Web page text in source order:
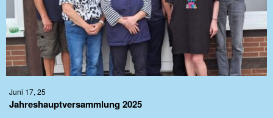
Juni 17, 25
Jahreshauptversammlung 2025